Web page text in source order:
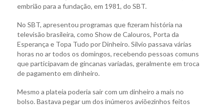
embrião para a fundação, em 1981, do SBT.
No SBT, apresentou programas que fizeram história na
televisão brasileira, como Show de Calouros, Porta da
Esperança e Topa Tudo por Dinheiro. Silvio passava várias
horas no ar todos os domingos, recebendo pessoas comuns
que participavam de gincanas variadas, geralmente em troca
de pagamento em dinheiro.
Mesmo a plateia poderia sair com um dinheiro a mais no
bolso. Bastava pegar um dos inúmeros aviõezinhos feitos